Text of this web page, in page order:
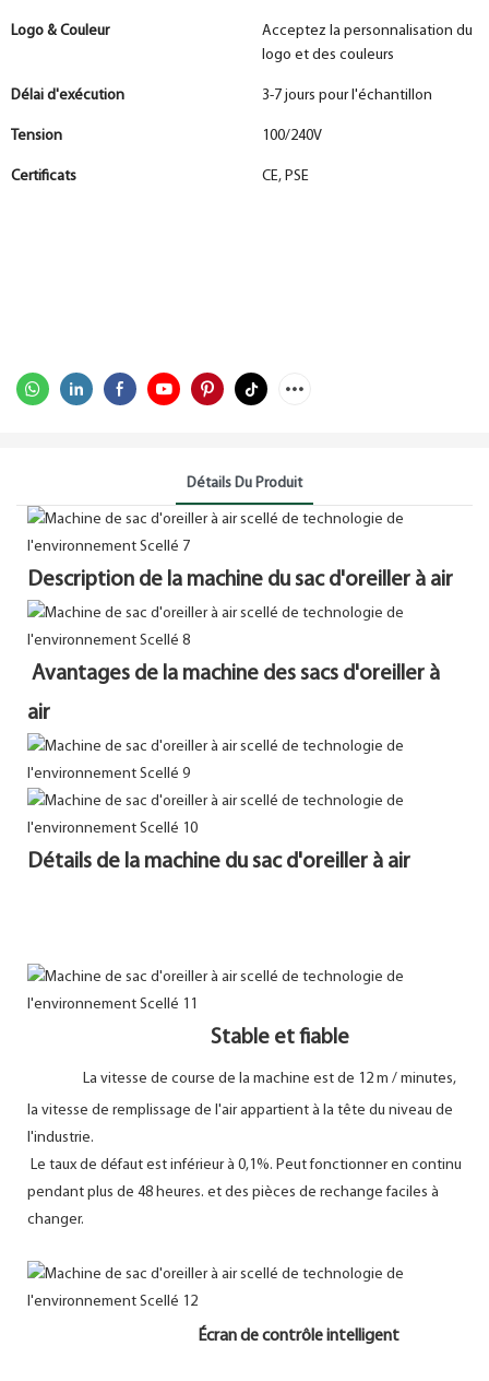
Logo & Couleur
Acceptez la personnalisation du
logo et des couleurs
Délai d'exécution 3-7 jours pour l'échantillon
Tension 100/240V
Certificats CE, PSE
Détails Du Produit
Description de la machine du sac d'oreiller à air
Avantages de la machine des sacs d'oreiller à
air
Détails de la machine du sac d'oreiller à air
Stable et fiable
La vitesse de course de la machine est de 12 m / minutes,
la vitesse de remplissage de l'air appartient à la tête du niveau de
l'industrie.
Le taux de défaut est inférieur à 0,1%. Peut fonctionner en continu
pendant plus de 48 heures. et des pièces de rechange faciles à
changer.
Écran de contrôle intelligent